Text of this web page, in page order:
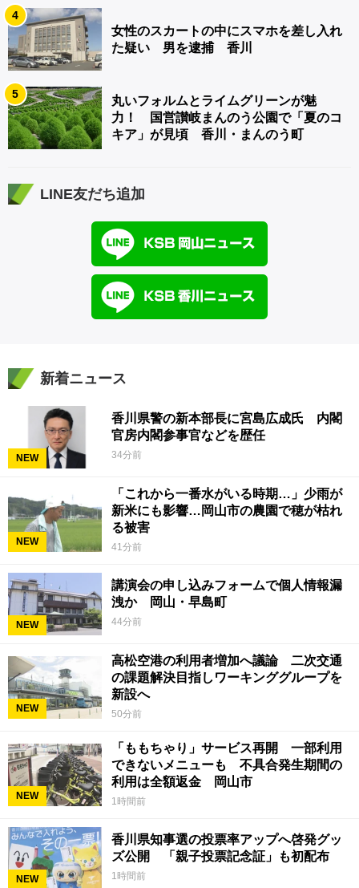
4
女性のスカートの中にスマホを差し入れ
た疑い 男を逮捕 香川
5
丸いフォルムとライムグリーンが魅
力！ 国営讃岐まんのう公園で「夏のコ
キア」が見頃 香川・まんのう町
LINE友だち追加
新着ニュース
NEW
香川県警の新本部長に宮島広成氏 内閣
官房内閣参事官などを歴任
34分前
NEW
「これから一番水がいる時期…」少雨が
新米にも影響…岡山市の農園で穂が枯れ
る被害
41分前
NEW
講演会の申し込みフォームで個人情報漏
洩か 岡山・早島町
44分前
NEW
高松空港の利用者増加へ議論 二次交通
の課題解決目指しワーキンググループを
新設へ
50分前
NEW
「ももちゃり」サービス再開 一部利用
できないメニューも 不具合発生期間の
利用は全額返金 岡山市
1時間前
NEW
香川県知事選の投票率アップへ啓発グッ
ズ公開 「親子投票記念証」も初配布
1時間前